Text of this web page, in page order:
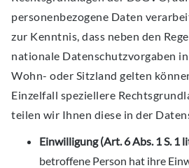
personenbezogene Daten
zur Kenntnis, dass neben den
nationale Datenschutzvorgaben
Wohn- oder Sitzland gelten
Einzelfall speziellere
teilen wir Ihnen diese in der
Einwilligung (Art. 6 Abs. 1 S. 1
betroffene Person hat ihre